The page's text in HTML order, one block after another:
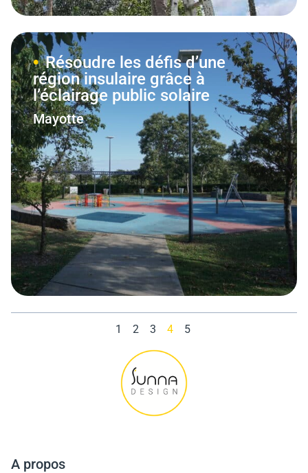
Résoudre les défis d’une
région insulaire grâce à
l’éclairage public solaire
Mayotte
1 2 3 4 5
A propos